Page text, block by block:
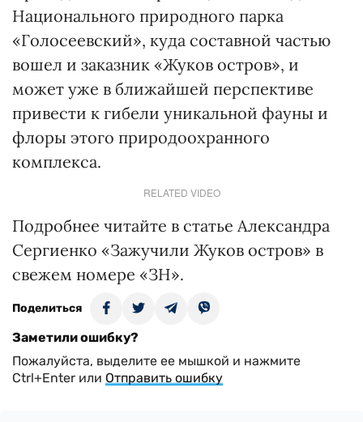
Национального природного парка
«Голосеевский», куда составной частью
вошел и заказник «Жуков остров», и
может уже в ближайшей перспективе
привести к гибели уникальной фауны и
флоры этого природоохранного
комплекса.
RELATED VIDEO
Подробнее читайте в статье Александра
Сергиенко «Зажучили Жуков остров» в
свежем номере «ЗН».
Поделиться
Заметили ошибку?
Пожалуйста, выделите ее мышкой и нажмите
Ctrl+Enter или Отправить ошибку